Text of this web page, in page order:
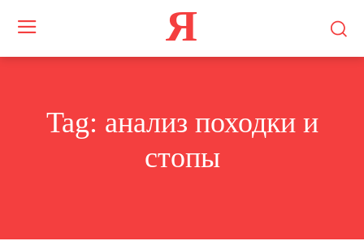
Я
Tag: анализ походки и
стопы